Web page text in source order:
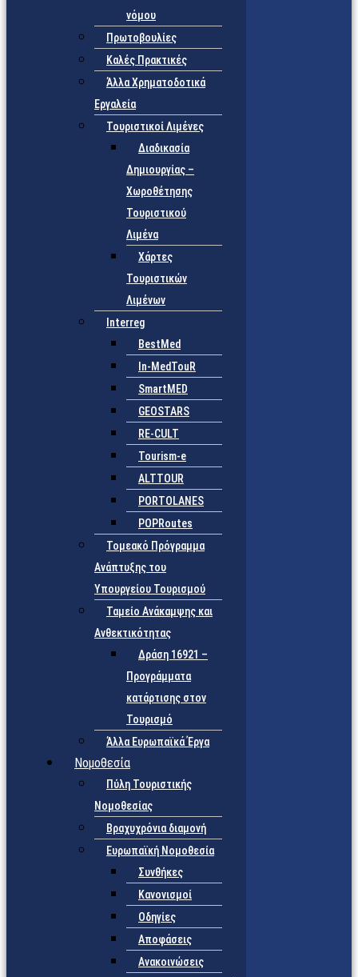
νόμου
Πρωτοβουλίες
Καλές Πρακτικές
Άλλα Χρηματοδοτικά
Εργαλεία
Τουριστικοί Λιμένες
Διαδικασία
Δημιουργίας –
Χωροθέτησης
Τουριστικού
Λιμένα
Χάρτες
Τουριστικών
Λιμένων
Interreg
BestMed
In-MedTouR
SmartMED
GEOSTARS
RE-CULT
Tourism-e
ALTTOUR
PORTOLANES
POPRoutes
Τομεακό Πρόγραμμα
Ανάπτυξης του
Υπουργείου Τουρισμού
Ταμείο Ανάκαμψης και
Ανθεκτικότητας
Δράση 16921 –
Προγράμματα
κατάρτισης στον
Τουρισμό
Άλλα Ευρωπαϊκά Έργα
Νομοθεσία
Πύλη Τουριστικής
Νομοθεσίας
Βραχυχρόνια διαμονή
Ευρωπαϊκή Νομοθεσία
Συνθήκες
Κανονισμοί
Οδηγίες
Αποφάσεις
Ανακοινώσεις